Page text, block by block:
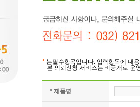
* 는필수항목입니다. 입력항목에 내
본 의뢰신청 서비스는 비공개로 운
* 제품명